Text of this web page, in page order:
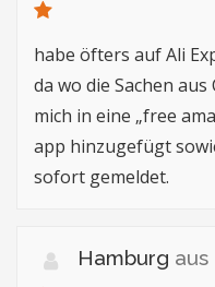
habe öfters auf Ali
da wo die Sachen
mich in eine „free
app hinzugefügt
sofort gemeldet.
Hamburg aus